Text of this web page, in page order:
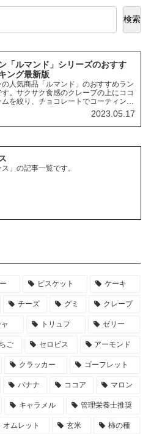
検索
「ルマンド」シリーズのおすす
ング最新版
の人気商品「ルマンド」のおすすめラン
す。サクサク食感のクレープの上にココ
を絞り、チョコレートでコーティング
子「ルマンド」には、様々なフレーバー
ります。ここでは、その中でも特にお
商品を3つご紹介します。
2023.05.17
ス」の記事一覧です。
ビスケット ケーキ
チーズ グミ クレープ
トリュフ ゼリー
ご セロビス アーモンド
クラッカー ゴーフレット
バナナ ココア マロン
キャラメル 管理栄養士推奨
オムレット 玄米 柿の種